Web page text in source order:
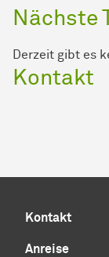
Nächste
Derzeit gibt es
Kontakt
Kontakt
Anreise